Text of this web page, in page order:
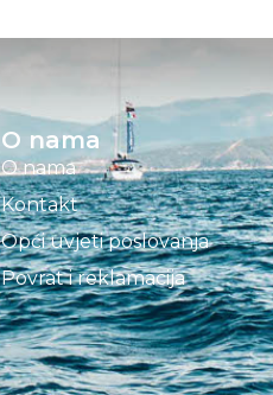
O nama
O nama
Kontakt
Opći uvjeti poslovanja
Povrat i reklamacija